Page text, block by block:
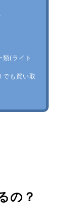
類(ライト
でも買い取
の？